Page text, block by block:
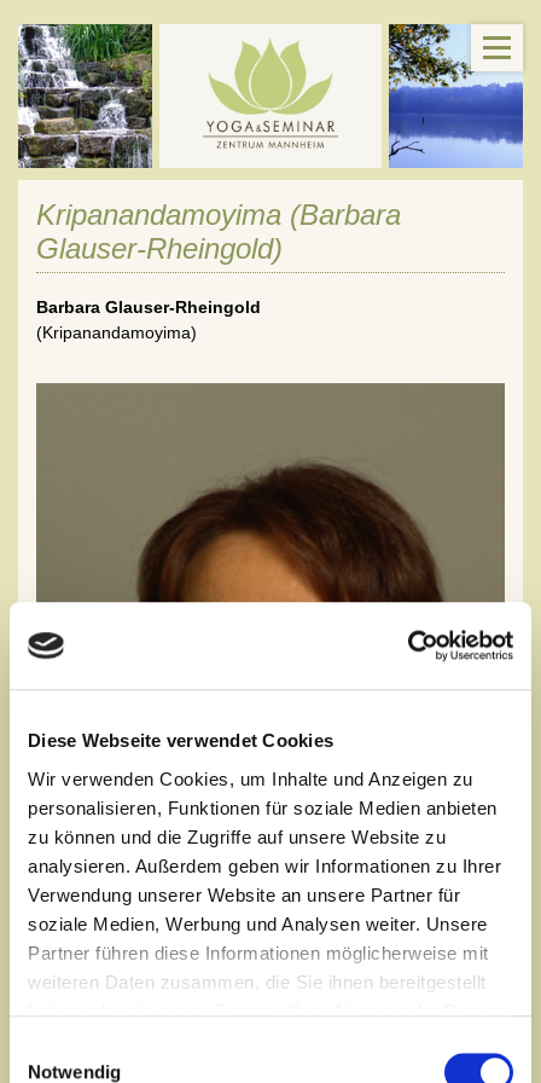
Diese Webseite verwendet Cookies
Wir verwenden Cookies, um Inhalte und Anzeigen zu
personalisieren, Funktionen für soziale Medien anbieten
zu können und die Zugriffe auf unsere Website zu
analysieren. Außerdem geben wir Informationen zu Ihrer
Verwendung unserer Website an unsere Partner für
soziale Medien, Werbung und Analysen weiter. Unsere
Partner führen diese Informationen möglicherweise mit
weiteren Daten zusammen, die Sie ihnen bereitgestellt
Notwendig
Kripanandamoyima (Barbara
Glauser-Rheingold)
Barbara Glauser-Rheingold
(Kripanandamoyima)